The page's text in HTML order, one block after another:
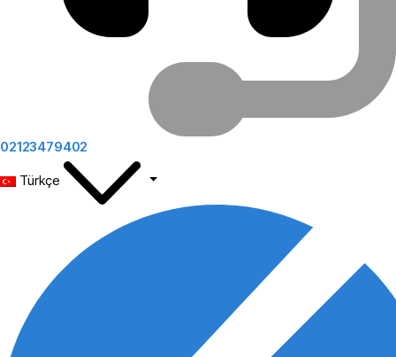
02123479402
Türkçe